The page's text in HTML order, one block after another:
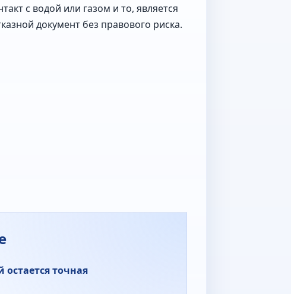
с водой или газом и то, является
документ без правового риска.
точная